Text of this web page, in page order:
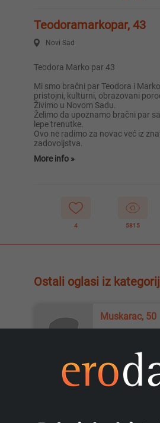
Teodoramarkopar, 43
Novi Sad
Teodora Marko par 43
Mi smo bračni par Teodora i
pristojni, kulturni, obrazovani
Živimo u Novom Sadu.
Želimo da upoznamo bračni par
lepe trenutke.
Ovo ne radimo za novac već iz
zadovoljstva.
More info »
4 5815
Ostali oglasi iz
Muskarac, 50
Beograd